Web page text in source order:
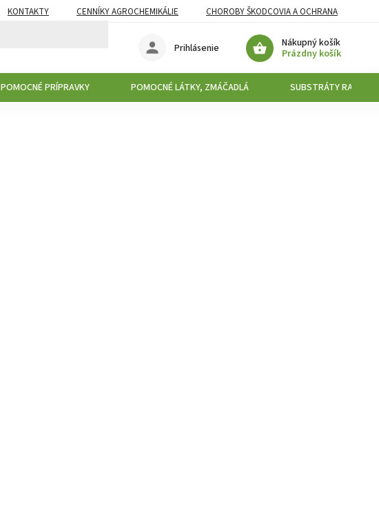
KONTAKTY CENNÍKY AGROCHEMIKÁLIE CHOROBY ŠKODCOVIA A OCHRANA
Nákupný košík
Prázdny košík
Prihlásenie
POMOCNÉ PRÍPRAVKY POMOCNÉ LÁTKY, ZMÁČADLÁ SUBSTRÁTY